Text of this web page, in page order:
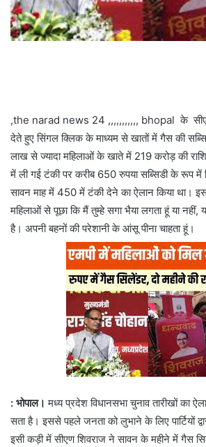
,the narad news 24 ,,,,,,,,,,, bhopal के सीएम
देते हुए सिंगल क्लिक के माध्यम से खातों में गैस की
लाख से ज्यादा महिलाओं के खाते में 219 करोड़ की
में ली गई टंकी पर करीब 650 रुपया सब्सिडी के रूप में
सावन माह में 450 में टंकी देने का ऐलान किया था।
महिलाओं से पूछा कि मैं तुम्हे सगा भैया लगता हूं या नहीं,
है। अपनी बहनों की परेशानी के आंसू पीना चाहता हूं।
: भोपाल। मध्य प्रदेश विधानसभा चुनाव तारीखों का
सता है। इससे पहले जनता को लुभाने के लिए पार्टियों
इसी कड़ी में सीएण शिवराज ने सावन के महीने में गैस